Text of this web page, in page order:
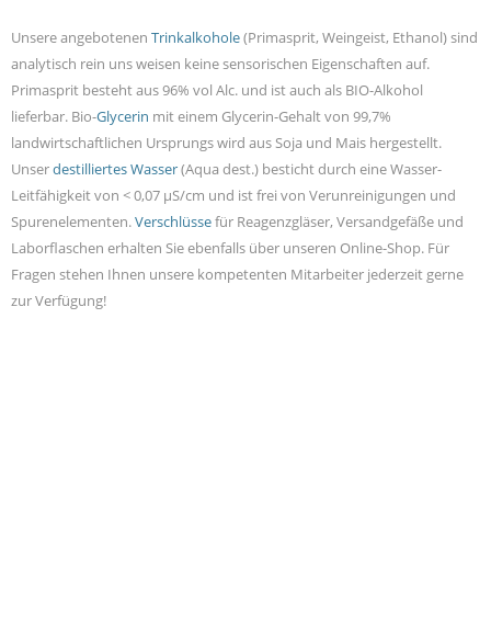
Unsere angebotenen Trinkalkohole(Primasprit, Weingeist, Ethanol) sind
analytisch rein uns weisen keine sensorischen Eigenschaften auf.
Primasprit besteht aus 96% vol Alc. und ist auch als BIO-Alkohol
lieferbar. Bio-Glycerin mit einem Glycerin-Gehalt von 99,7%
landwirtschaftlichen Ursprungs wird aus Soja und Mais hergestellt.
Unserdestilliertes Wasser(Aqua dest.) besticht durch eine Wasser-
Leitfähigkeit von < 0,07 µS/cm und ist frei von Verunreinigungen und
Spurenelementen.Verschlüssefür Reagenzgläser, Versandgefäße und
Laborflaschen erhalten Sie ebenfalls über unseren Online-Shop. Für
Fragen stehen Ihnen unsere kompetenten Mitarbeiter jederzeit gerne
zur Verfügung!